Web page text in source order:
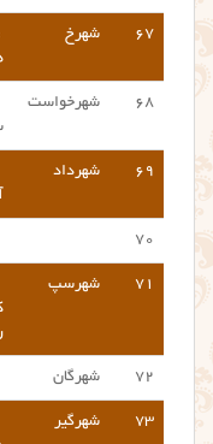
۶۷ شهرخ
۶۸ شهرخواست
۶۹ شهرداد
۷۰
۷۱ شهرسپ
۷۲ شهرگان
۷۳ شهرگیر